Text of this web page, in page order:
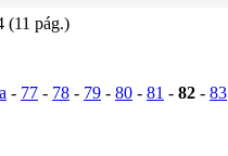
(11 pág.)
- 77 - 78 - 79 - 80 - 81 - 82 - 83